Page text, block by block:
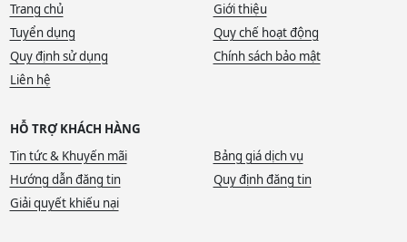
Trang chủ
Giới thiệu
Tuyển dụng
Quy chế hoạt động
Quy định sử dụng
Chính sách bảo mật
Liên hệ
HỖ TRỢ KHÁCH HÀNG
Tin tức & Khuyến mãi
Bảng giá dịch vụ
Hướng dẫn đăng tin
Quy định đăng tin
Giải quyết khiếu nại